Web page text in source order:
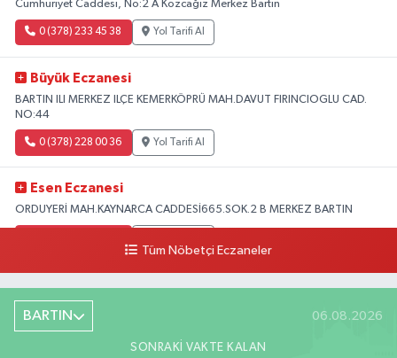
Cumhuriyet Caddesi, No:2 A Kozcağız Merkez Bartın
0 (378) 233 45 38 Yol Tarifi Al
Büyük Eczanesi
BARTIN ILI MERKEZ ILÇE KEMERKÖPRÜ MAH.DAVUT FIRINCIOGLU CAD.
NO:44
0 (378) 228 00 36 Yol Tarifi Al
Esen Eczanesi
ORDUYERİ MAH.KAYNARCA CADDESİ665.SOK.2 B MERKEZ BARTIN
Şiremirçavuş Mahallesi, Kırıkçı Zeliha Ana Sokak No:20 8 Merkez Bartın
0 (378) 227 85 45
Tüm Nöbetçi Eczaneler
BARTIN 06.08.2026
SONRAKI VAKTE KALAN